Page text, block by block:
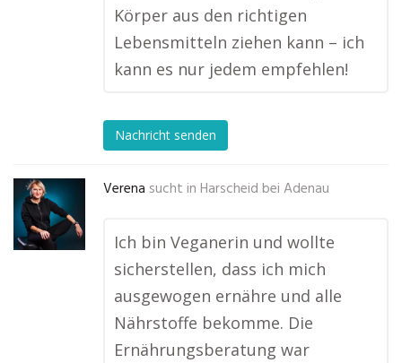
Körper aus den richtigen
Lebensmitteln ziehen kann – ich
kann es nur jedem empfehlen!
Nachricht senden
Verena sucht in Harscheid bei Adenau
Ich bin Veganerin und wollte
sicherstellen, dass ich mich
ausgewogen ernähre und alle
Nährstoffe bekomme. Die
Ernährungsberatung war